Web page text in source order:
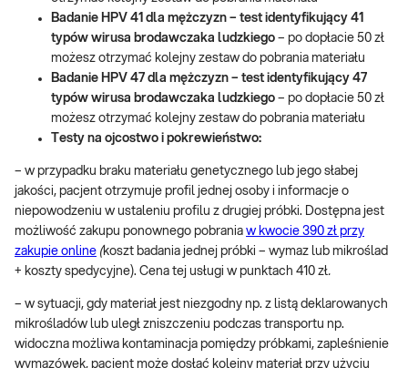
Badanie HPV 41 dla mężczyzn – test identyfikujący 41
typów wirusa brodawczaka ludzkiego – po dopłacie 50 zł
możesz otrzymać kolejny zestaw do pobrania materiału
Badanie HPV 47 dla mężczyzn – test identyfikujący 47
typów wirusa brodawczaka ludzkiego – po dopłacie 50 zł
możesz otrzymać kolejny zestaw do pobrania materiału
Testy na ojcostwo i pokrewieństwo:
– w przypadku braku materiału genetycznego lub jego słabej
jakości, pacjent otrzymuje profil jednej osoby i informacje o
niepowodzeniu w ustaleniu profilu z drugiej próbki. Dostępna jest
możliwość zakupu ponownego pobrania w kwocie 390 zł przy
zakupie online (koszt badania jednej próbki – wymaz lub mikroślad
+ koszty spedycyjne). Cena tej usługi w punktach 410 zł.
– w sytuacji, gdy materiał jest niezgodny np. z listą deklarowanych
mikrośladów lub uległ zniszczeniu podczas transportu np.
widoczna możliwa kontaminacja pomiędzy próbkami, zapleśnienie
wymazówek, pacjent może dosłać kolejny materiał przy użyciu